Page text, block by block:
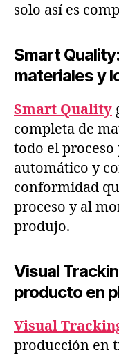
solo así es
Smart
materiales y
Smart Quality
completa de
todo el
automático y
conformidad
proceso y al
produjo.
Visual
producto en
Visual
producción en